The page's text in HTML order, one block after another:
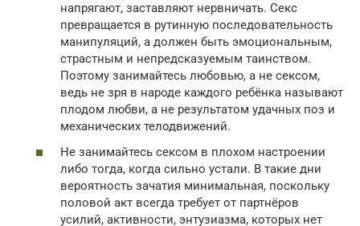
напрягают, заставляют нервничать. Секс
превращается в рутинную последовательность
манипуляций, а должен быть эмоциональным,
страстным и непредсказуемым таинством.
Поэтому занимайтесь любовью, а не сексом,
ведь не зря в народе каждого ребёнка называют
плодом любви, а не результатом удачных поз и
механических телодвижений.
Не занимайтесь сексом в плохом настроении
либо тогда, когда сильно устали. В такие дни
вероятность зачатия минимальная, поскольку
половой акт всегда требует от партнёров
усилий, активности, энтузиазма, которых нет